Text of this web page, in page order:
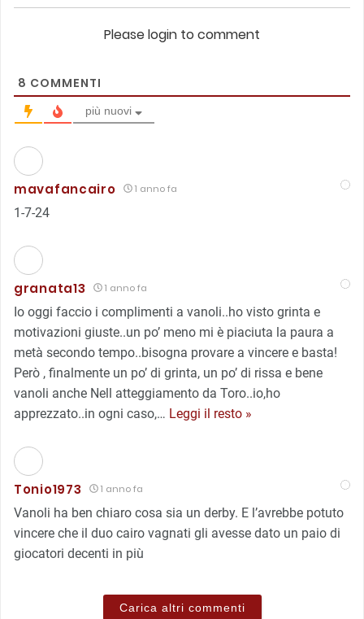
Please login to comment
8 COMMENTI
più nuovi
mavafancairo 1 anno fa
1-7-24
granata13 1 anno fa
Io oggi faccio i complimenti a vanoli..ho visto grinta e
motivazioni giuste..un po’ meno mi è piaciuta la paura a
metà secondo tempo..bisogna provare a vincere e basta!
Però , finalmente un po’ di grinta, un po’ di rissa e bene
vanoli anche Nell atteggiamento da Toro..io,ho
apprezzato..in ogni caso,… Leggi il resto »
Tonio1973 1 anno fa
Vanoli ha ben chiaro cosa sia un derby. E l’avrebbe potuto
vincere che il duo cairo vagnati gli avesse dato un paio di
giocatori decenti in più
Carica altri commenti